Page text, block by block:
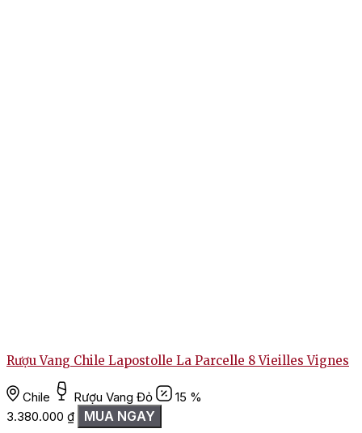
Rượu Vang Chile Lapostolle La Parcelle 8 Vieilles Vignes
Chile Rượu Vang Đỏ
15 %
3.380.000 ₫ MUA NGAY